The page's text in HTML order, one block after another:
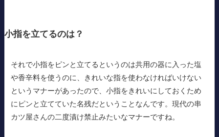
小指を立てるのは？
それで小指をピンと立てるというのは共用の器に入った塩
や香辛料を使うのに、きれいな指を使わなければいけない
というマナーがあったので、小指をきれいにしておくため
にピンと立てていた名残だということなんです。現代の串
カツ屋さんの二度漬け禁止みたいなマナーですね。